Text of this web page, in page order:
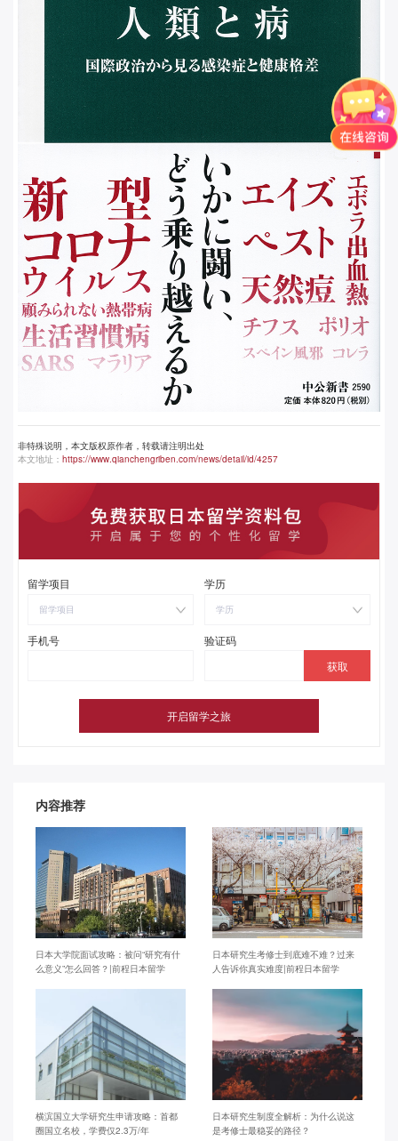
非特殊说明，本文版权原作者，转载请注明出处
本文地址： https://www.qianchengriben.com/news/detail/id/4257
留学项目
留学项目
学历
学历
手机号 验证码
内容推荐
日本大学院面试攻略：被问“研究有什
么意义”怎么回答？|前程日本留学
日本研究生考修士到底难不难？过来
人告诉你真实难度|前程日本留学
横滨国立大学研究生申请攻略：首都
圈国立名校，学费仅2.3万/年
日本研究生制度全解析：为什么说这
是考修士最稳妥的路径？